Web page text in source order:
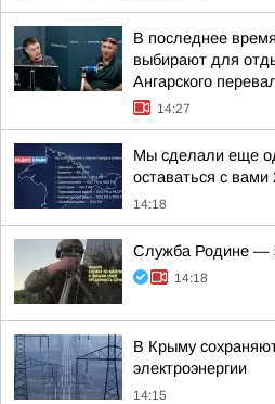
В последнее
выбирают для
Ангарского
14:27
Мы сделали еще
оставаться с вами
14:18
Служба Родине —
14:18
В Крыму
электроэнергии
14:15